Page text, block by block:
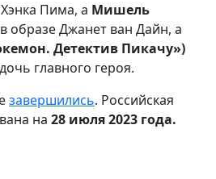
Пима, а Мишель
образе Джанет ван Дайн, а
Детектив Пикачу»)
главного героя.
завершились. Российская
на 28 июля 2023 года.